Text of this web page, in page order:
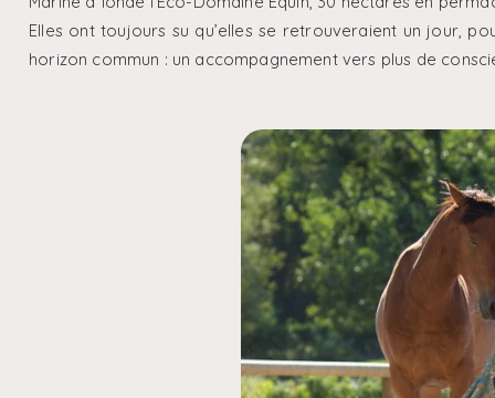
Elles ont toujours su qu’elles se retrouveraient un jour,
horizon commun : un accompagnement vers plus de